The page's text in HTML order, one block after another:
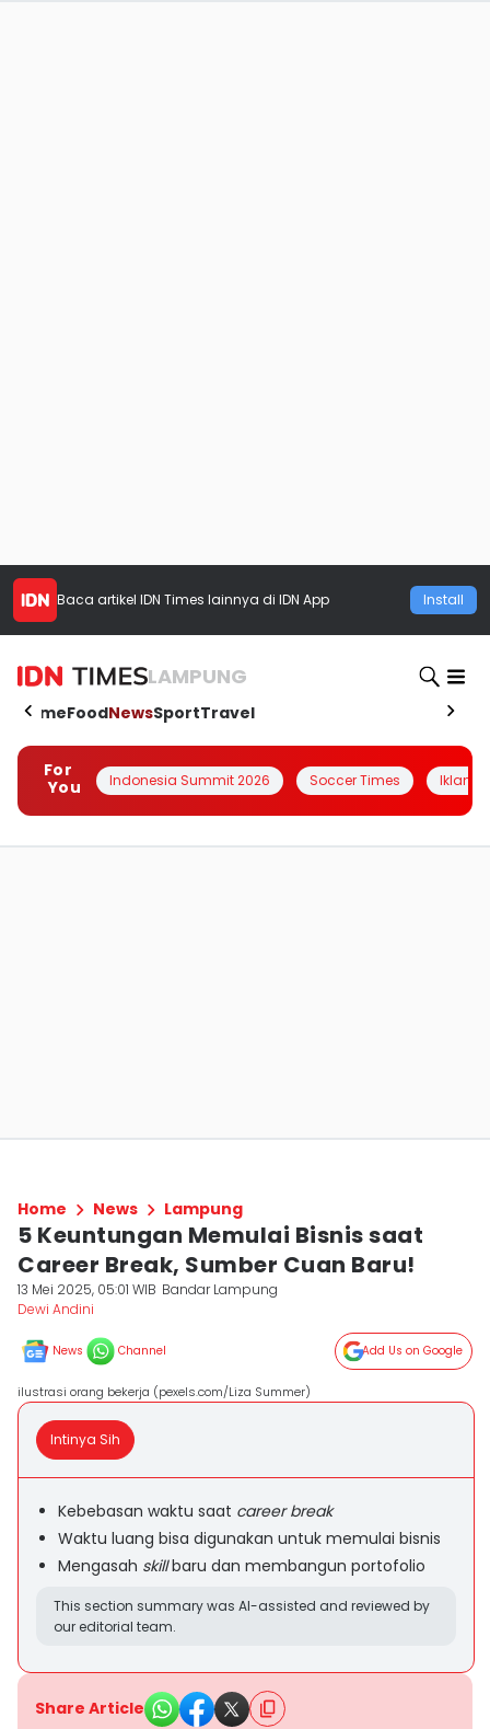
Baca artikel IDN Times lainnya di IDN App Install
LAMPUNG
HomeFoodNewsSportTravel
For
You
Indonesia Summit 2026 Soccer Times Iklanin
Home News Lampung
5 Keuntungan Memulai Bisnis saat
Career Break, Sumber Cuan Baru!
13 Mei 2025, 05:01 WIB Bandar Lampung
Dewi Andini
News Channel Add Us on Google
ilustrasi orang bekerja (pexels.com/Liza Summer)
Intinya Sih
Kebebasan waktu saat career break
Waktu luang bisa digunakan untuk memulai bisnis
Mengasah skillbaru dan membangun portofolio
This section summary was AI-assisted and reviewed by
our editorial team.
Share Article